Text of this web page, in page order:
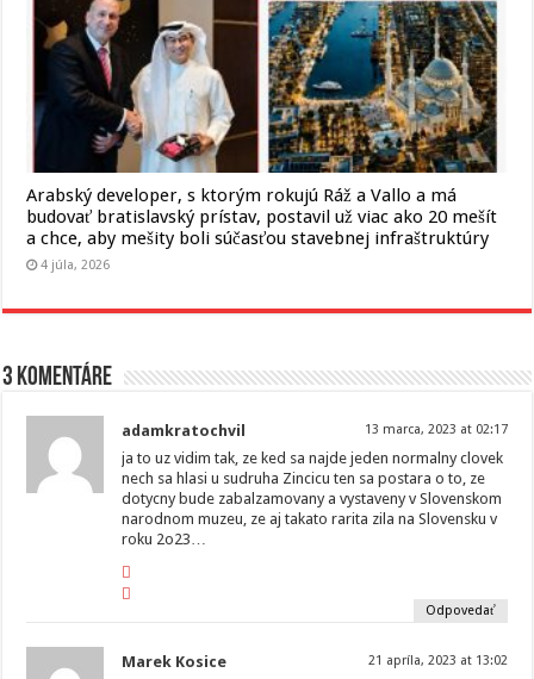
Arabský developer, s ktorým rokujú Ráž a Vallo a má
budovať bratislavský prístav, postavil už viac ako 20 mešít
a chce, aby mešity boli súčasťou stavebnej infraštruktúry
4 júla, 2026
3 komentáre
adamkratochvil 13 marca, 2023 at 02:17
ja to uz vidim tak, ze ked sa najde jeden normalny clovek
nech sa hlasi u sudruha Zincicu ten sa postara o to, ze
dotycny bude zabalzamovany a vystaveny v Slovenskom
narodnom muzeu, ze aj takato rarita zila na Slovensku v
roku 2o23…
Odpovedať
Marek Kosice 21 apríla, 2023 at 13:02